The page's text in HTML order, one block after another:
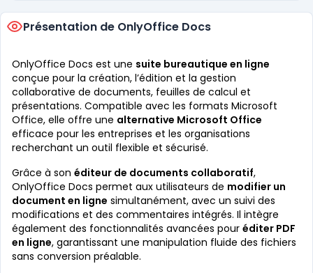
Présentation de OnlyOffice Docs
OnlyOffice Docs est une suite bureautique en ligne
conçue pour la création, l’édition et la gestion
collaborative de documents, feuilles de calcul et
présentations. Compatible avec les formats Microsoft
Office, elle offre une alternative Microsoft Office
efficace pour les entreprises et les organisations
recherchant un outil flexible et sécurisé.
Grâce à son éditeur de documents collaboratif,
OnlyOffice Docs permet aux utilisateurs de modifier un
document en ligne simultanément, avec un suivi des
modifications et des commentaires intégrés. Il intègre
également des fonctionnalités avancées pour éditer PDF
en ligne, garantissant une manipulation fluide des fichiers
sans conversion préalable.